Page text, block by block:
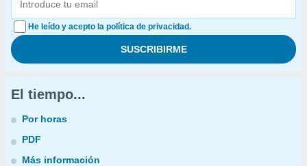
He leído y acepto la política de privacidad.
El tiempo...
Por horas
PDF
Más información